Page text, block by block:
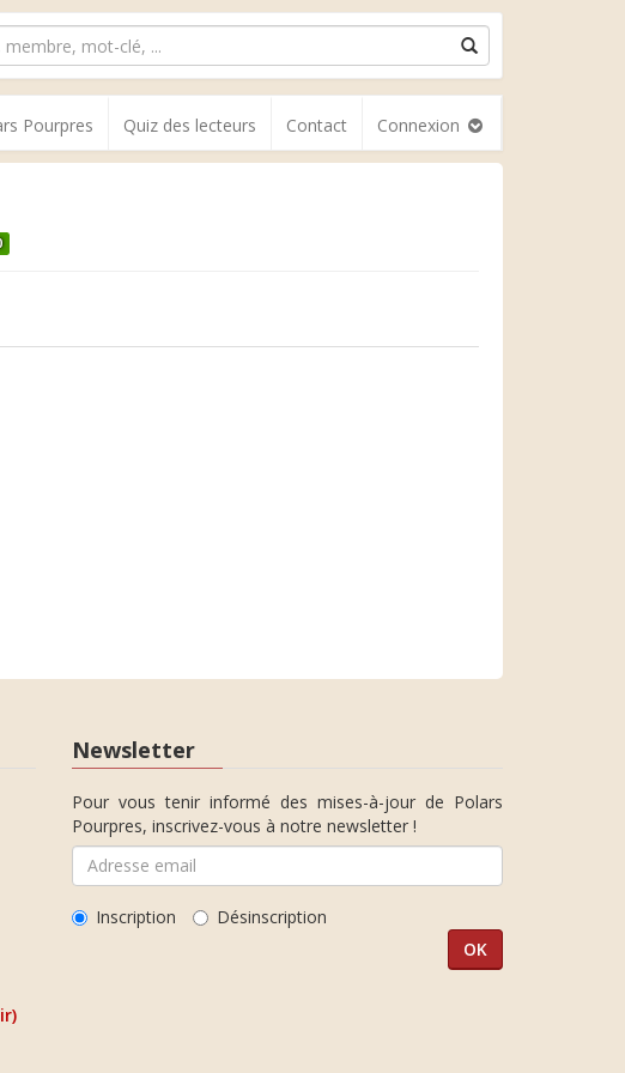
Pourpres Quiz des lecteurs Contact Connexion
Newsletter
Pour vous tenir informé des mises-à-jour de Polars
Pourpres, inscrivez-vous à notre newsletter !
Inscription Désinscription